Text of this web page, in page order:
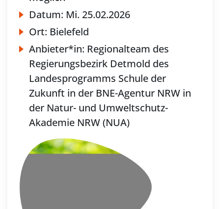
Datum: Mi. 25.02.2026
Ort: Bielefeld
Anbieter*in: Regionalteam des
Regierungsbezirk Detmold des
Landesprogramms Schule der
Zukunft in der BNE-Agentur NRW in
der Natur- und Umweltschutz-
Akademie NRW (NUA)